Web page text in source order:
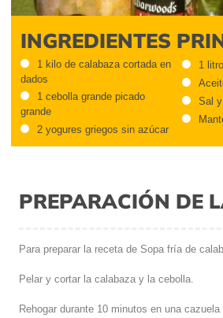
INGREDIENTES
1 kilo de calabaza cortada en
dados
1 cebolla grande picado
grande
2 yogures griegos sin azúcar
1
Sal
PREPARACIÓN DE
Para preparar la receta de Sopa fría de
Pelar y cortar la calabaza y la cebolla.
Rehogar durante 10 minutos en una